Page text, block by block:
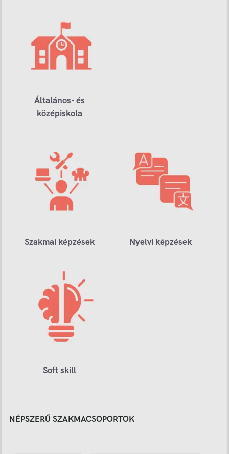
Általános- és
középiskola
Szakmai képzések Nyelvi képzések
Soft skill
NÉPSZERŰ SZAKMACSOPORTOK